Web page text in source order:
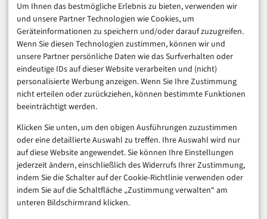
Um Ihnen das bestmögliche Erlebnis zu bieten, verwenden wir
und unsere Partner Technologien wie Cookies, um
Geräteinformationen zu speichern und/oder darauf zuzugreifen.
Wenn Sie diesen Technologien zustimmen, können wir und
unsere Partner persönliche Daten wie das Surfverhalten oder
eindeutige IDs auf dieser Website verarbeiten und (nicht)
personalisierte Werbung anzeigen. Wenn Sie Ihre Zustimmung
nicht erteilen oder zurückziehen, können bestimmte Funktionen
beeinträchtigt werden.
Klicken Sie unten, um den obigen Ausführungen zuzustimmen
oder eine detaillierte Auswahl zu treffen. Ihre Auswahl wird nur
auf diese Website angewendet. Sie können Ihre Einstellungen
jederzeit ändern, einschließlich des Widerrufs Ihrer Zustimmung,
indem Sie die Schalter auf der Cookie-Richtlinie verwenden oder
indem Sie auf die Schaltfläche „Zustimmung verwalten“ am
unteren Bildschirmrand klicken.
Consumer & Digital Life
Marketing
Finanzen & FinTech
Business & Karriere
Sicherheit & Recht
Digitalisierung
Marketing
Magazin
Unsere Redaktion
Werbeformate & Media Kit
Rechtliches